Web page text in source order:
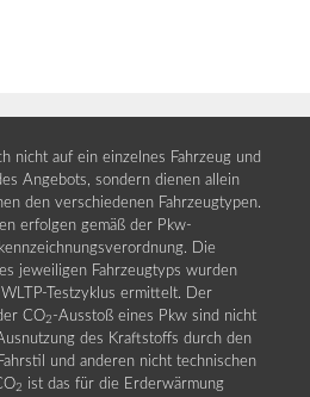
nicht auf ein einzelnes Fahrzeug und
Angebots, sondern dienen allein
den verschiedenen Fahrzeugtypen.
erfolgen gemäß der Pkw-
Die
jeweiligen Fahrzeugtyps wurden
Testzyklus ermittelt. Der
CO2 -Ausstoß eines Pkw sind nicht
des Kraftstoffs durch den
und anderen nicht technischen
2 ist das für die Erderwärmung